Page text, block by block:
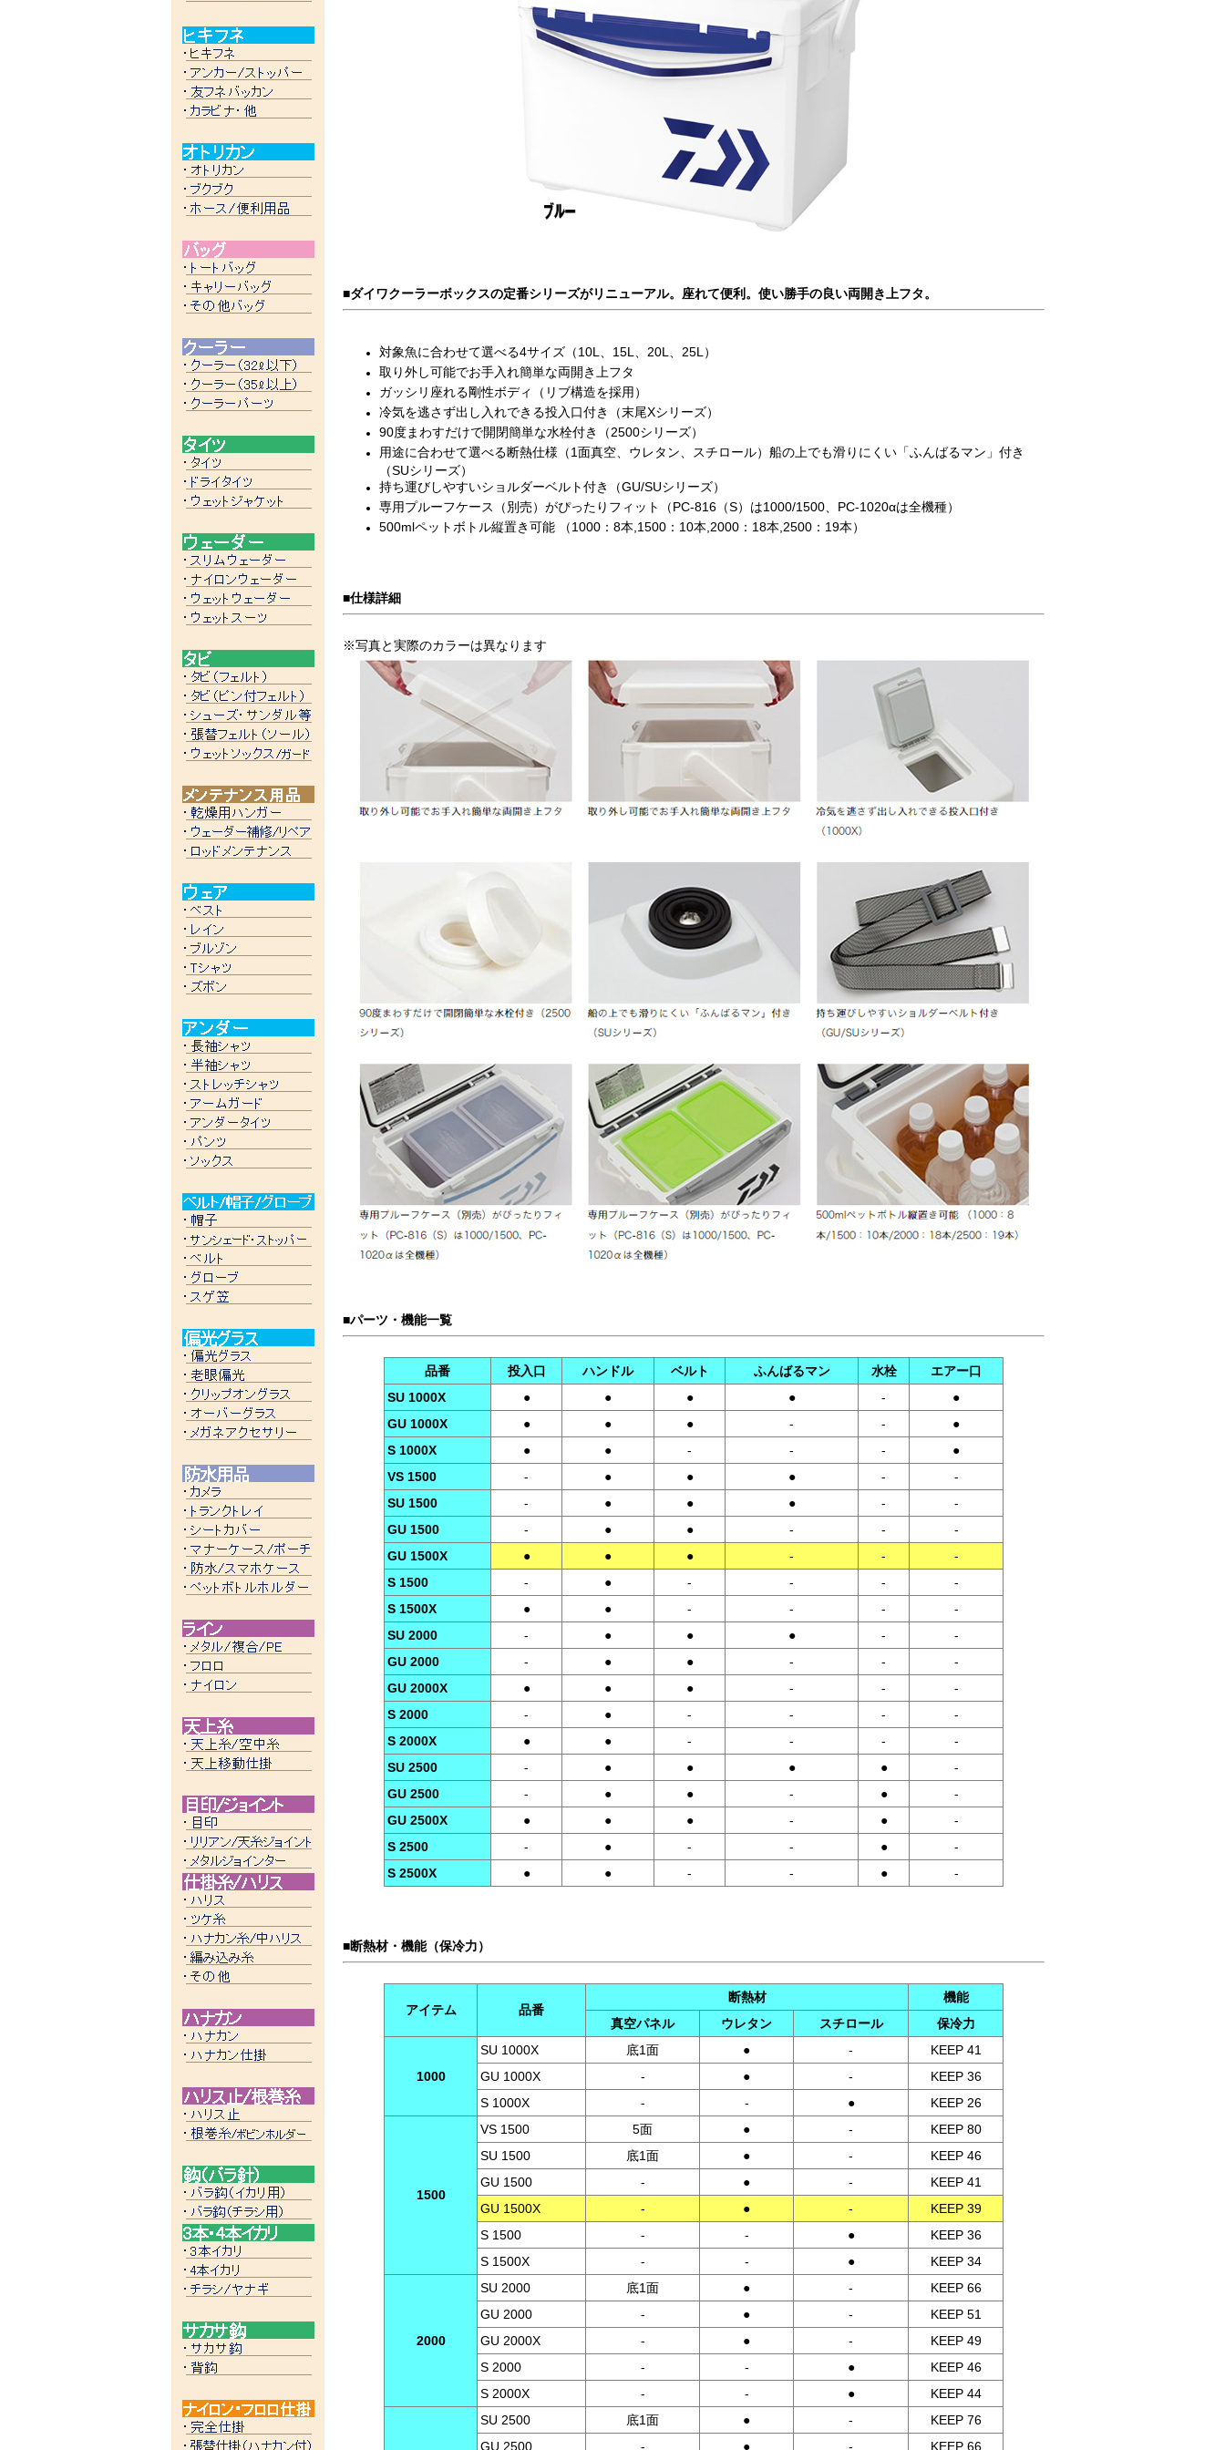
■ダイワクーラーボックスの定番シリーズがリニューアル。座れて便利。使い勝手の良い両開き上フタ。
対象魚に合わせて選べる4サイズ（10L、15L、20L、25L）
取り外し可能でお手入れ簡単な両開き上フタ
ガッシリ座れる剛性ボディ（リブ構造を採用）
冷気を逃さず出し入れできる投入口付き（末尾Xシリーズ）
90度まわすだけで開閉簡単な水栓付き（2500シリーズ）
用途に合わせて選べる断熱仕様（1面真空、ウレタン、スチロール）船の上でも滑りにくい「ふんばるマン」付き
（SUシリーズ）
持ち運びしやすいショルダーベルト付き（GU/SUシリーズ）
専用プルーフケース（別売）がぴったりフィット（PC-816（S）は1000/1500、PC-1020αは全機種）
500mlペットボトル縦置き可能 （1000：8本,1500：10本,2000：18本,2500：19本）
■仕様詳細
※写真と実際のカラーは異なります
■パーツ・機能一覧
品番 投入口 ハンドル ベルト ふんばるマン 水栓
エアー口
SU 1000X
● ● ● ● -
●
GU 1000X
● ● ● - -
●
S 1000X
● ● - - -
●
VS 1500
- ● ● ● -
-
SU 1500
- ● ● ● -
-
GU 1500
- ● ● - -
-
GU 1500X
● ● ● - -
-
S 1500
- ● - - -
-
S 1500X
● ● - - -
-
SU 2000
- ● ● ● -
-
GU 2000
- ● ● - -
-
GU 2000X
● ● ● - -
-
S 2000
- ● - - -
-
S 2000X
● ● - - -
-
SU 2500
- ● ● ● ●
-
GU 2500
- ● ● - ●
-
GU 2500X
● ● ● - ●
-
S 2500
- ● - - ●
-
S 2500X
● ● - - ● -
■断熱材・機能（保冷力）
アイテム 品番
断熱材
機能
真空パネル
ウレタン スチロール 保冷力
1000
SU 1000X 底1面 ● -
KEEP 41
GU 1000X
- ● -
KEEP 36
S 1000X
- - ● KEEP 26
1500
VS 1500 5面 ● -
KEEP 80
SU 1500
底1面 ● -
KEEP 46
GU 1500
- ● -
KEEP 41
GU 1500X
- ● -
KEEP 39
S 1500
- - ●
KEEP 36
S 1500X
- - ● KEEP 34
2000
SU 2000 底1面 ● -
KEEP 66
GU 2000
- ● -
KEEP 51
GU 2000X
- ● -
KEEP 49
S 2000
- - ●
KEEP 46
S 2000X
- - ●
KEEP 44
SU 2500
底1面 ● -
KEEP 76
GU 2500
- ● - KEEP 66